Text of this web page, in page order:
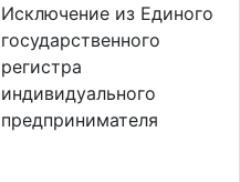
Исключение из Единого
государственного
регистра
индивидуального
предпринимателя